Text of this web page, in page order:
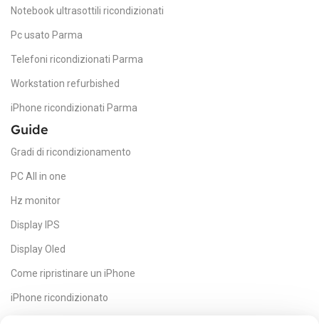
MPN E2475PWJ
CARATTERISTICHE
Built-in speakers, Flat screen
MODELLO
HEIGHT
ASPECT RATIO
Notebook ultrasottili ricondizionati
Pc usato Parma
Telefoni ricondizionati Parma
Workstation refurbished
iPhone ricondizionati Parma
Guide
Gradi di ricondizionamento
PC All in one
Hz monitor
Display IPS
Display Oled
Come ripristinare un iPhone
iPhone ricondizionato